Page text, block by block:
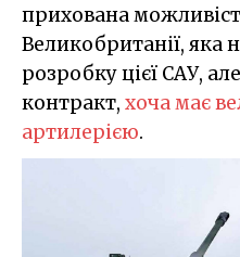
прихована
Великобританії, яка
розробку цієї САУ,
контракт, хоча має
артилерією.